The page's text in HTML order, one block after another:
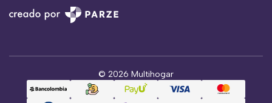
© 2026 Multihogar